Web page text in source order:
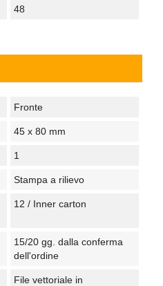
48
Fronte
45 x 80 mm
1
Stampa a rilievo
12 / Inner carton
15/20 gg. dalla conferma
dell'ordine
File vettoriale in